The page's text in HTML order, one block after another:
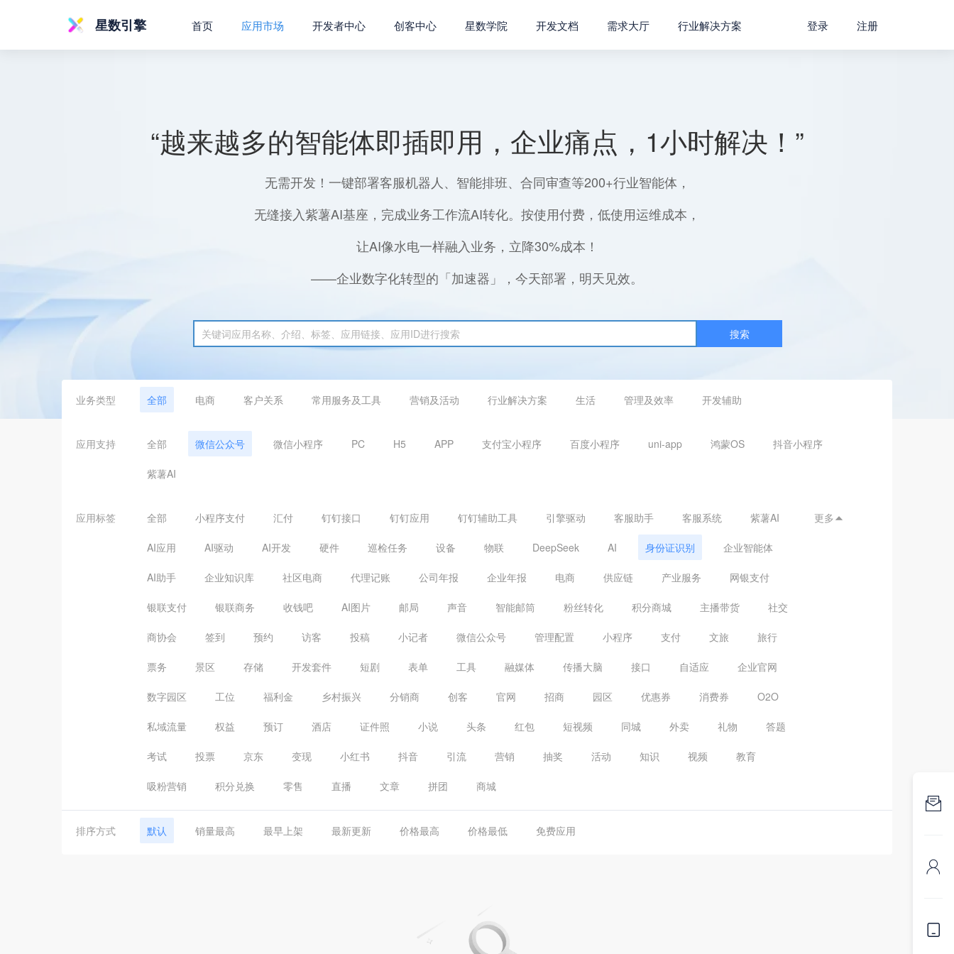
星数引擎 首页 应用市场 开发者中心 创客中心 星数学院 开发文档 需求大厅 行业解决方案 登录 注册
“越来越多的智能体即插即用，企业痛点，1小时解决！”
无需开发！一键部署客服机器人、智能排班、合同审查等200+行业智能体，
无缝接入紫薯AI基座，完成业务工作流AI转化。按使用付费，低使用运维成本，
让AI像水电一样融入业务，立降30%成本！
——企业数字化转型的「加速器」，今天部署，明天见效。
搜索
业务类型 全部 电商 客户关系 常用服务及工具 营销及活动 行业解决方案 生活 管理及效率 开发辅助
应用支持 全部 微信公众号 微信小程序 PC H5 APP 支付宝小程序 百度小程序 uni-app 鸿蒙OS 抖音小程序
紫薯AI
应用标签 全部 小程序支付 汇付 钉钉接口 钉钉应用 钉钉辅助工具 引擎驱动 客服助手 客服系统 紫薯AI
AI应用 AI驱动 AI开发 硬件 巡检任务 设备 物联 DeepSeek AI 身份证识别 企业智能体
AI助手 企业知识库 社区电商 代理记账 公司年报 企业年报 电商 供应链 产业服务 网银支付
银联支付 银联商务 收钱吧 AI图片 邮局 声音 智能邮筒 粉丝转化 积分商城 主播带货 社交
商协会 签到 预约 访客 投稿 小记者 微信公众号 管理配置 小程序 支付 文旅 旅行
票务 景区 存储 开发套件 短剧 表单 工具 融媒体 传播大脑 接口 自适应 企业官网
数字园区 工位 福利金 乡村振兴 分销商 创客 官网 招商 园区 优惠券 消费券 O2O
私域流量 权益 预订 酒店 证件照 小说 头条 红包 短视频 同城 外卖 礼物 答题
考试 投票 京东 变现 小红书 抖音 引流 营销 抽奖 活动 知识 视频 教育
吸粉营销 积分兑换 零售 直播 文章 拼团 商城
更多 
排序方式 默认 销量最高 最早上架 最新更新 价格最高 价格最低 免费应用


